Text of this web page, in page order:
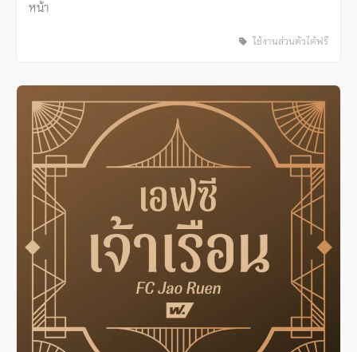
หน้า
ใช้งานส่วนตัวได้ฟรี